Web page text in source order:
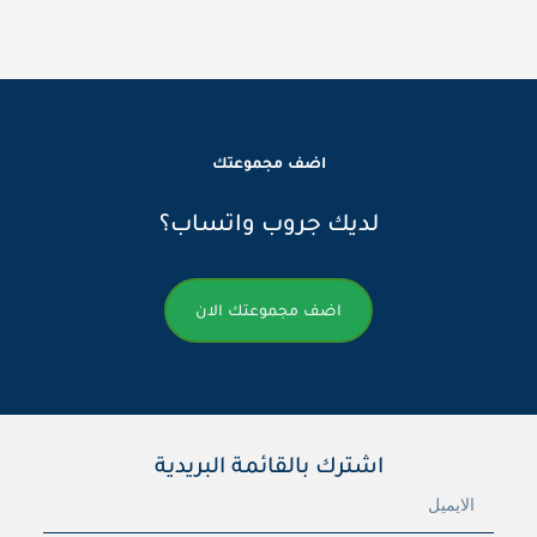
اضف مجموعتك
لديك جروب واتساب؟
اضف مجموعتك الان
اشترك بالقائمة البريدية